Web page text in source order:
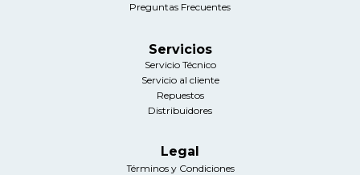
Preguntas Frecuentes
Servicios
Servicio Técnico
Servicio al cliente
Repuestos
Distribuidores
Legal
Términos y Condiciones